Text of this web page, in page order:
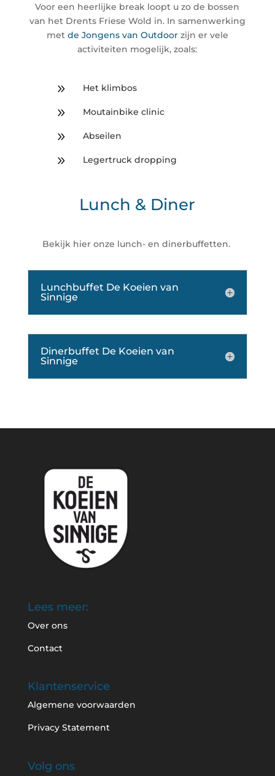
Voor een heerlijke break loopt u zo de bossen
van het Drents Friese Wold in. In samenwerking
met de Jongens van Outdoorzijn er vele
activiteiten mogelijk, zoals:
9 Het klimbos
9 Moutainbike clinic
9 Abseilen
9 Legertruck dropping
Lunch & Diner
Bekijk hier onze lunch- en dinerbuffetten.
Lunchbuffet De Koeien van
Sinnige
Dinerbuffet De Koeien van
Sinnige
Lees meer:
Over ons
Contact
Klantenservice
Algemene voorwaarden
Privacy Statement
Volg ons